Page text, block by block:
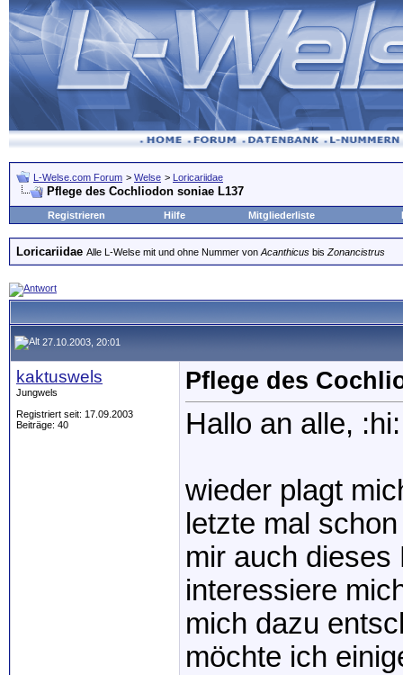
L-Welse.com Forum > Welse > Loricariidae
Pflege des Cochliodon soniae L137
Registrieren Hilfe Mitgliederliste
Loricariidae Alle L-Welse mit und ohne Nummer von Acanthicus bis Zonancistrus
27.10.2003, 20:01
kaktuswels
Jungwels
Registriert seit: 17.09.2003
Beiträge: 40
Pflege des
Hallo an alle, :hi:
wieder plagt
letzte mal
mir auch dieses
interessiere
mich dazu
möchte ich